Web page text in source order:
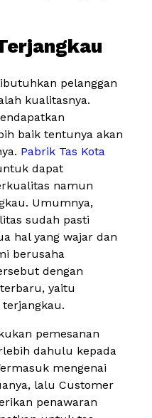
pelanggan
kualitasnya.
baik tentunya akan
Pabrik Tas Kota
dapat
namun
Umumnya,
sudah pasti
hal yang wajar dan
berusaha
dengan
yaitu
pemesanan
dahulu kepada
mengenai
lalu Customer
penawaran